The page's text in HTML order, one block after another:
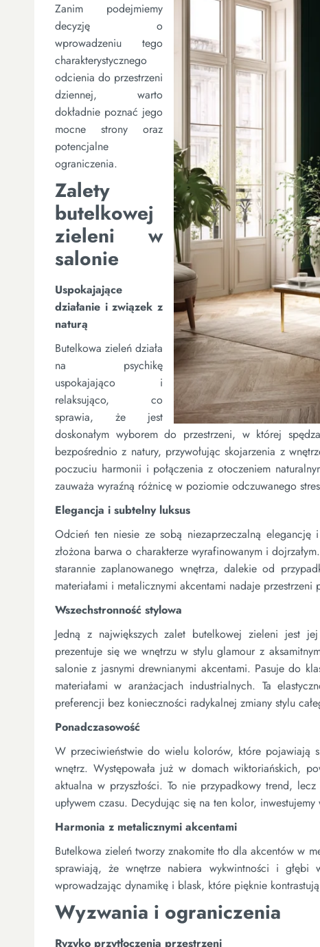
Zanim podejmiemy
decyzję o
wprowadzeniu tego
charakterystycznego
odcienia do przestrzeni
dziennej, warto
dokładnie poznać jego
mocne strony oraz
potencjalne
ograniczenia.
Zalety
butelkowej
zieleni w
salonie
Uspokajające
działanie i związek z
naturą
Butelkowa zieleń działa
na psychikę
uspokajająco i
relaksująco, co
sprawia, że jest
doskonałym wyborem do przestrzeni, w której
bezpośrednio z natury, przywołując skojarzenia z
poczuciu harmonii i połączenia z otoczeniem
zauważa wyraźną różnicę w poziomie odczuwanego
Elegancja i subtelny luksus
Odcień ten niesie ze sobą niezaprzeczalną
złożona barwa o charakterze wyrafinowanym i
starannie zaplanowanego wnętrza, dalekie od
materiałami i metalicznymi akcentami nadaje przestrzeni
Wszechstronność stylowa
Jedną z największych zalet butelkowej zieleni jest
prezentuje się we wnętrzu w stylu glamour z
salonie z jasnymi drewnianymi akcentami. Pasuje do
materiałami w aranżacjach industrialnych. Ta
preferencji bez konieczności radykalnej zmiany stylu
Ponadczasowość
W przeciwieństwie do wielu kolorów, które pojawiają
wnętrz. Występowała już w domach wiktoriańskich,
aktualna w przyszłości. To nie przypadkowy trend,
upływem czasu. Decydując się na ten kolor,
Harmonia z metalicznymi akcentami
Butelkowa zieleń tworzy znakomite tło dla akcentów w
sprawiają, że wnętrze nabiera wykwintności i głębi
wprowadzając dynamikę i blask, które pięknie
Wyzwania i ograniczenia
Ryzyko przytłoczenia przestrzeni